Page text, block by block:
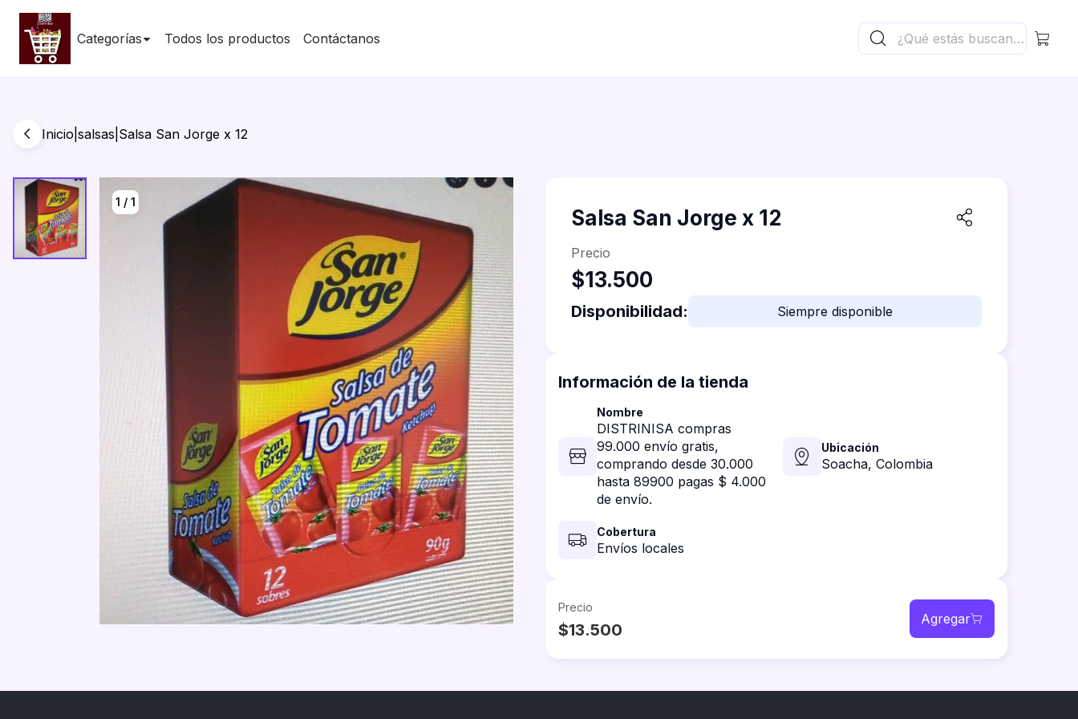
Categorías Todos los productos Contáctanos
Inicio salsas Salsa San Jorge x 12
1 / 1
Salsa San Jorge x 12
Precio
$13.500
Disponibilidad: Siempre disponible
Información de la tienda
Nombre
DISTRINISA compras
99.000 envío gratis,
comprando desde 30.000
hasta 89900 pagas $ 4.000
de envío.
Ubicación
Soacha, Colombia
Cobertura
Envíos locales
Precio
$13.500
Agregar